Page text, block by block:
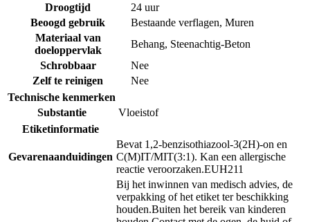
Droogtijd
24 uur
Beoogd gebruik
Bestaande verflagen, Muren
Materiaal van
doeloppervlak
Behang, Steenachtig-Beton
Schrobbaar
Nee
Zelf te reinigen
Nee
Technische kenmerken
Substantie
Vloeistof
Etiketinformatie
Gevarenaanduidingen
Bevat 1,2-benzisothiazool-3(2H)-on en
C(M)IT/MIT(3:1). Kan een allergische
reactie veroorzaken.EUH211
Bij het inwinnen van medisch advies, de
verpakking of het etiket ter beschikking
houden.Buiten het bereik van kinderen